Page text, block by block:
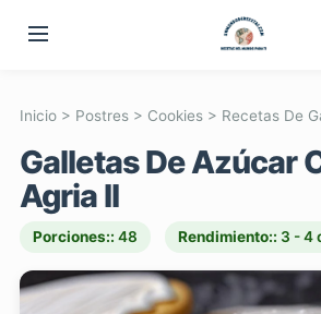
Inicio> Postres> Cookies> Recetas De
Galletas De Azúcar
Agria II
Porciones:: 48 Rendimiento:: 3 - 4